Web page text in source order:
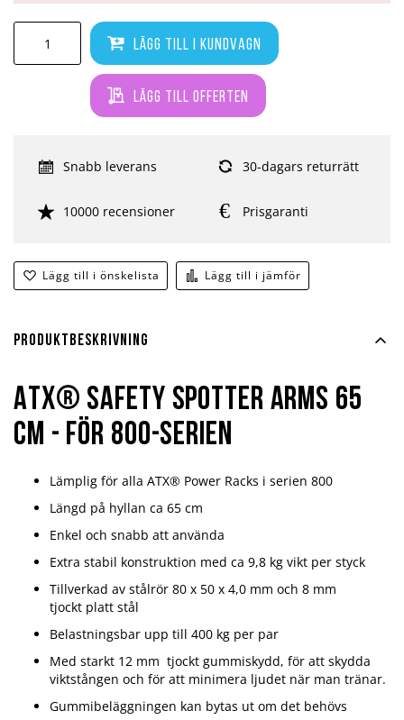
Lägg till i kundvagn
Lägg till offerten
Lägg till i önskelista Lägg till i jämför
Snabb leverans 30-dagars returrätt
10000 recensioner Prisgaranti
Produktbeskrivning
ATX® Safety Spotter Arms 65
cm - för 800-serien
Lämplig för alla ATX® Power Racks i serien 800
Längd på hyllan ca 65 cm
Enkel och snabb att använda
Extra stabil konstruktion med ca 9,8 kg vikt per styck
Tillverkad av stålrör 80 x 50 x 4,0 mm och 8 mm
tjockt platt stål
Belastningsbar upp till 400 kg per par
Med starkt 12 mm tjockt gummiskydd, för att skydda
viktstången och för att minimera ljudet när man tränar.
Gummibeläggningen kan bytas ut om det behövs